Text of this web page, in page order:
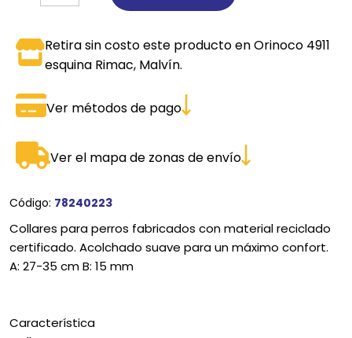
Retira sin costo este producto en Orinoco 4911
esquina Rimac, Malvín.
Ver métodos de pago
Ver el mapa de zonas de envío
Código: 78240223
Collares para perros fabricados con material reciclado
certificado. Acolchado suave para un máximo confort.
A: 27-35 cm B: 15 mm
Característica